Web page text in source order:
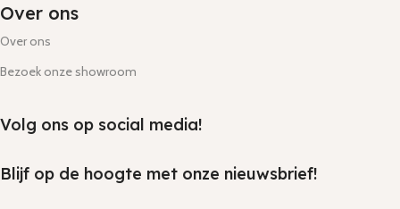
Over ons
Over ons
Bezoek onze showroom
Volg ons op social media!
Blijf op de hoogte met onze nieuwsbrief!